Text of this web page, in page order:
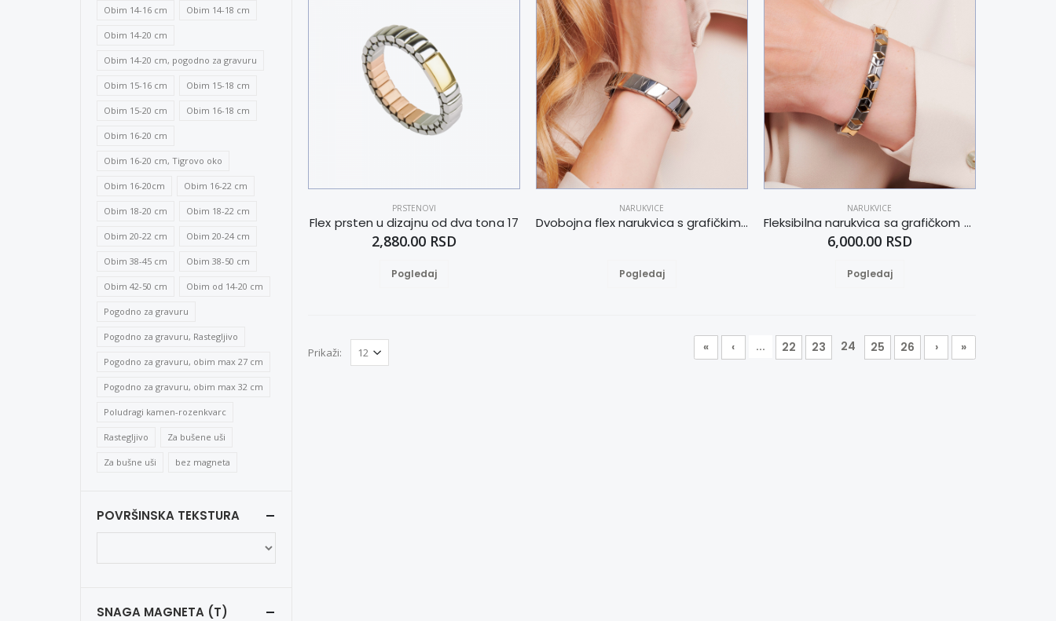
PRSTENOVI
Flex prsten u dizajnu od dva tona 17
2,880.00 RSD
Pogledaj
NARUKVICE
Dvobojna flex narukvica s grafičkim uzorkom M
Pogledaj
NARUKVICE
Fleksibilna narukvica sa grafičkom šarom M
6,000.00 RSD
Pogledaj
Prikaži: « ‹ ... 22 23 24 25 26 › »
Obim 14-16 cm Obim 14-18 cm
Obim 14-20 cm
Obim 14-20 cm, pogodno za gravuru
Obim 15-16 cm Obim 15-18 cm
Obim 15-20 cm Obim 16-18 cm
Obim 16-20 cm
Obim 16-20 cm, Tigrovo oko
Obim 16-20cm Obim 16-22 cm
Obim 18-20 cm Obim 18-22 cm
Obim 20-22 cm Obim 20-24 cm
Obim 38-45 cm Obim 38-50 cm
Obim 42-50 cm Obim od 14-20 cm
Pogodno za gravuru
Pogodno za gravuru, Rastegljivo
Pogodno za gravuru, obim max 27 cm
Pogodno za gravuru, obim max 32 cm
Poludragi kamen-rozenkvarc
Rastegljivo Za bušene uši
Za bušne uši bez magneta
POVRŠINSKA TEKSTURA
SNAGA MAGNETA (T)